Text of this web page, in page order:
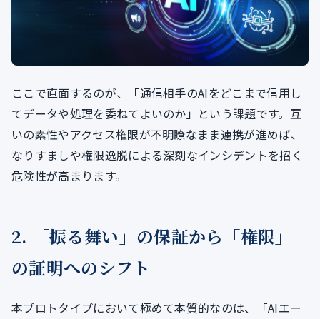
ここで直面するのが、「通信相手のAIをどこまで信用し
てデータや処理を委ねてよいのか」という課題です。互
いの素性やアクセス権限が不明瞭なまま連携が進めば、
なりすましや権限逸脱による深刻なインシデントを招く
危険性が高まります。
2. 「振る舞い」の保証から「権限」
の証明へのシフト
本プロトタイプにおいて極めて本質的なのは、「AIエー